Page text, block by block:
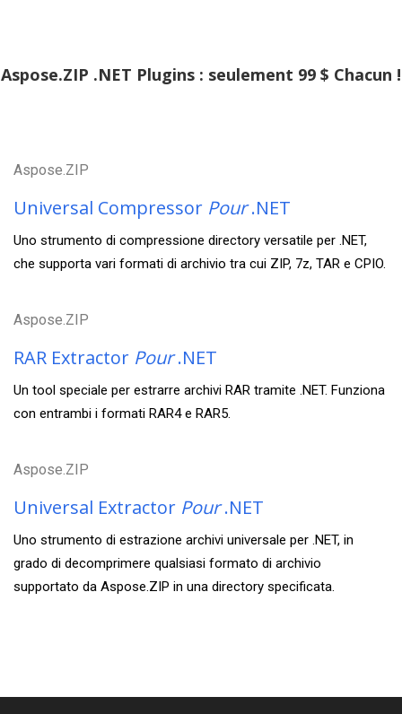
Aspose.ZIP .NET Plugins : seulement 99 $ Chacun !
Aspose.ZIP
Universal Compressor Pour.NET
Uno strumento di compressione directory versatile per .NET,
che supporta vari formati di archivio tra cui ZIP, 7z, TAR e CPIO.
Aspose.ZIP
RAR Extractor Pour.NET
Un tool speciale per estrarre archivi RAR tramite .NET. Funziona
con entrambi i formati RAR4 e RAR5.
Aspose.ZIP
Universal Extractor Pour.NET
Uno strumento di estrazione archivi universale per .NET, in
grado di decomprimere qualsiasi formato di archivio
supportato da Aspose.ZIP in una directory specificata.